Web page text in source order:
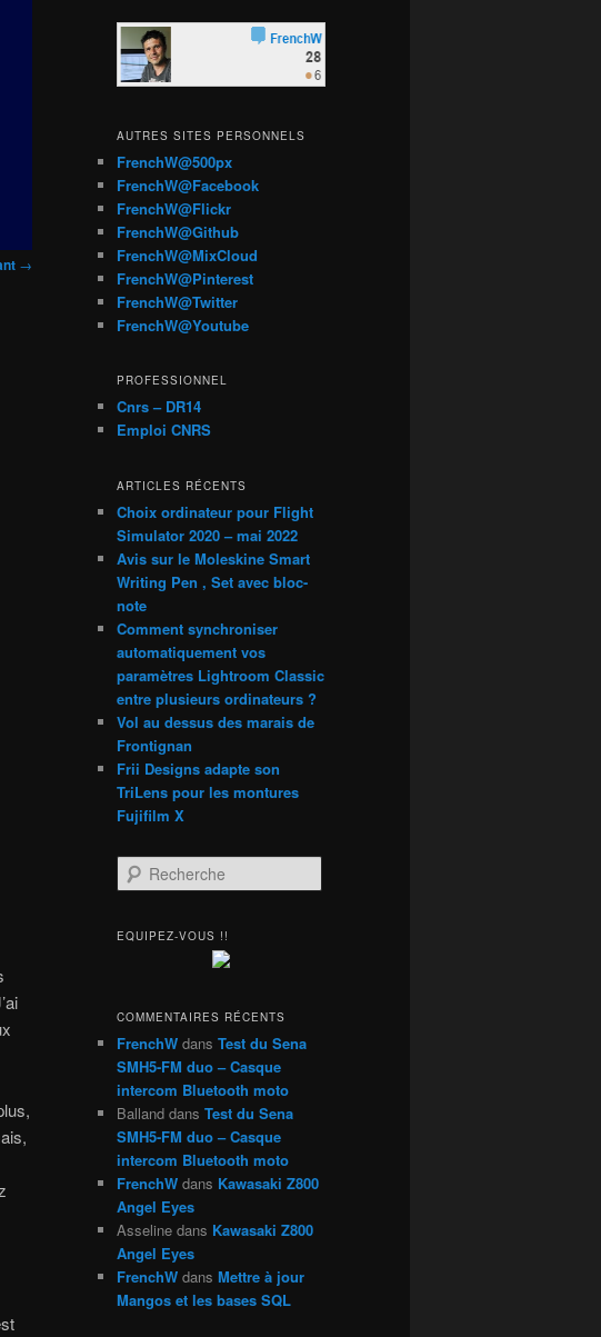
→
AUTRES SITES PERSONNELS
FrenchW@500px
FrenchW@Facebook
FrenchW@Flickr
FrenchW@Github
FrenchW@MixCloud
FrenchW@Pinterest
FrenchW@Twitter
FrenchW@Youtube
PROFESSIONNEL
Cnrs – DR14
Emploi CNRS
ARTICLES RÉCENTS
Choix ordinateur pour Flight
Simulator 2020 – mai 2022
Avis sur le Moleskine Smart
Writing Pen , Set avec bloc-
note
Comment synchroniser
automatiquement vos
paramètres Lightroom Classic
entre plusieurs ordinateurs ?
Vol au dessus des marais de
Frontignan
Frii Designs adapte son
TriLens pour les montures
Fujifilm X
e
h
h
e
EQUIPEZ-VOUS !!
COMMENTAIRES RÉCENTS
FrenchW dans Test du Sena
SMH5-FM duo – Casque
intercom Bluetooth moto
Balland dans Test du Sena
SMH5-FM duo – Casque
intercom Bluetooth moto
FrenchW dans Kawasaki Z800
Angel Eyes
Asseline dans Kawasaki Z800
Angel Eyes
FrenchW dans Mettre à jour
Mangos et les bases SQL